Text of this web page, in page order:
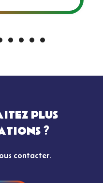
PLUS
?
contacter.